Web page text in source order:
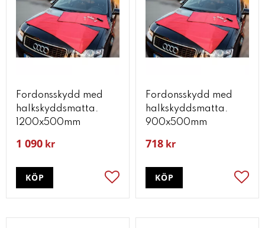
Fordonsskydd med
halkskyddsmatta.
1200x500mm
1 090 kr
Lägg till i favoriter
KÖP
Fordonsskydd med
halkskyddsmatta.
900x500mm
718 kr
KÖP